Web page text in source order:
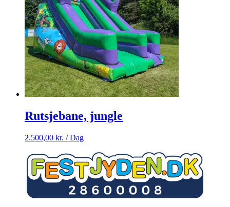
Rutsjebane, jungle
2.500,00 kr. / Dag